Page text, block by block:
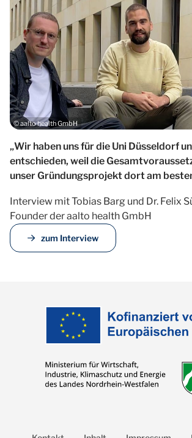
© aalto health GmbH
„Wir haben uns für die Uni Düsseldorf
entschieden, weil die
unser Gründungsprojekt dort am
Interview mit Tobias Barg und Dr. Felix
Founder der aalto health GmbH
zum Interview